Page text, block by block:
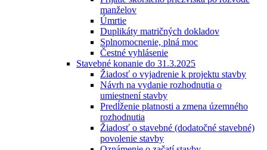
manželov
Úmrtie
Duplikáty matričných dokladov
Splnomocnenie, plná moc
Čestné vyhlásenie
Stavebné konanie do 31.3.2025
Žiadosť o vyjadrenie k projektu stavby
Návrh na vydanie rozhodnutia o
umiestnení stavby
Predĺženie platnosti a zmena územného
rozhodnutia
Žiadosť o stavebné (dodatočné stavebné)
povolenie stavby